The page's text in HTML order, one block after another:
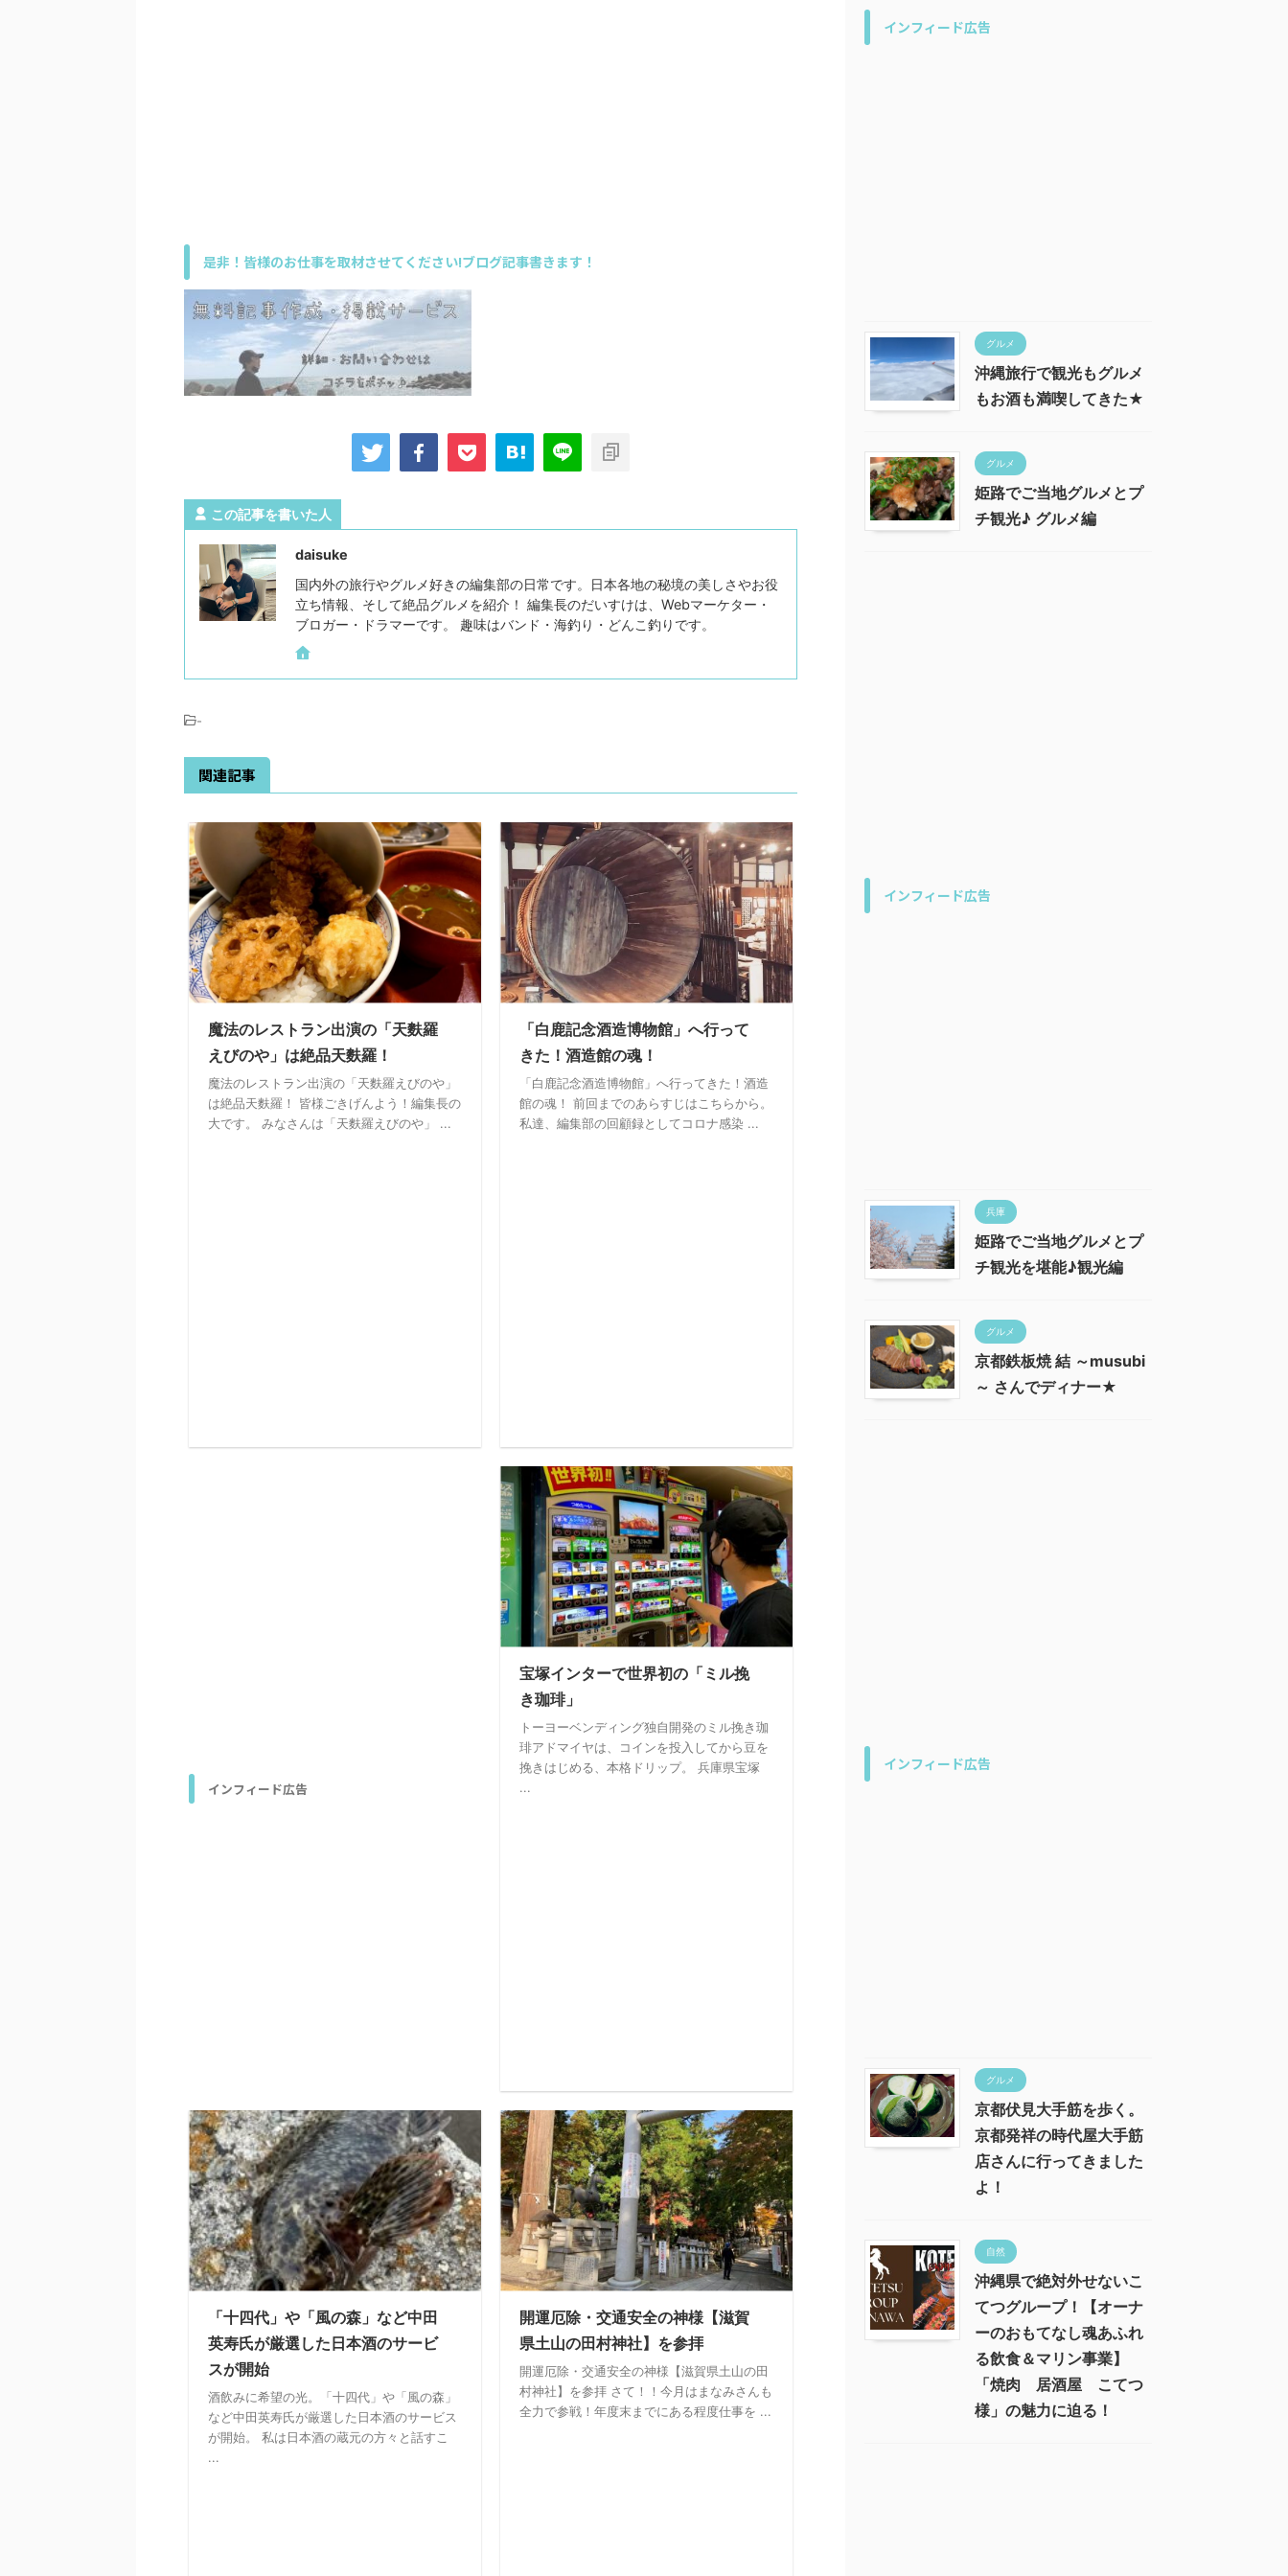
是非！皆様のお仕事を取材させてください!ブログ記事書きます！
この記事を書いた人
daisuke
国内外の旅行やグルメ好きの編集部の日常です。日本各地の秘境の美しさやお役
立ち情報、そして絶品グルメを紹介！ 編集長のだいすけは、Webマーケター・
ブロガー・ドラマーです。 趣味はバンド・海釣り・どんこ釣りです。
-
関連記事
魔法のレストラン出演の「天麩羅
えびのや」は絶品天麩羅！
魔法のレストラン出演の「天麩羅えびのや」
は絶品天麩羅！ 皆様ごきげんよう！編集長の
大です。 みなさんは「天麩羅えびのや」 ...
「白鹿記念酒造博物館」へ行って
きた！酒造館の魂！
「白鹿記念酒造博物館」へ行ってきた！酒造
館の魂！ 前回までのあらすじはこちらから。
私達、編集部の回顧録としてコロナ感染 ...
インフィード広告
宝塚インターで世界初の「ミル挽
き珈琲」
トーヨーベンディング独自開発のミル挽き珈
琲アドマイヤは、コインを投入してから豆を
挽きはじめる、本格ドリップ。 兵庫県宝塚
...
「十四代」や「風の森」など中田
英寿氏が厳選した日本酒のサービ
スが開始
酒飲みに希望の光。「十四代」や「風の森」
など中田英寿氏が厳選した日本酒のサービス
が開始。 私は日本酒の蔵元の方々と話すこ
...
開運厄除・交通安全の神様【滋賀
県土山の田村神社】を参拝
開運厄除・交通安全の神様【滋賀県土山の田
村神社】を参拝 さて！！今月はまなみさんも
全力で参戦！年度末までにある程度仕事を ...
インフィード広告
グルメ
沖縄旅行で観光もグルメ
もお酒も満喫してきた★
グルメ
姫路でご当地グルメとプ
チ観光♪ グルメ編
インフィード広告
兵庫
姫路でご当地グルメとプ
チ観光を堪能♪観光編
グルメ
京都鉄板焼 結 ～musubi
～ さんでディナー★
インフィード広告
グルメ
京都伏見大手筋を歩く。
京都発祥の時代屋大手筋
店さんに行ってきました
よ！
自然
沖縄県で絶対外せないこ
てつグループ！【オーナ
ーのおもてなし魂あふれ
る飲食＆マリン事業】
「焼肉 居酒屋 こてつ
様」の魅力に迫る！